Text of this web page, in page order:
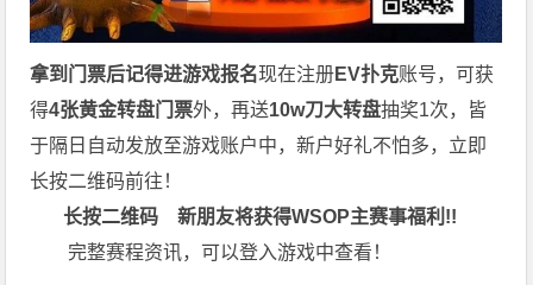
拿到门票后记得进游戏报名现在注册EV扑克账号，可获
得4张黄金转盘门票外，再送10w刀大转盘抽奖1次，皆
于隔日自动发放至游戏账户中，新户好礼不怕多，立即
长按二维码前往！
长按二维码新朋友将获得WSOP主赛事福利!!
完整赛程资讯，可以登入游戏中查看！